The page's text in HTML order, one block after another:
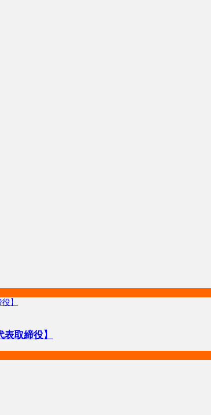
取締役】